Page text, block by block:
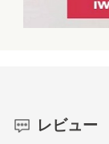
レビュー